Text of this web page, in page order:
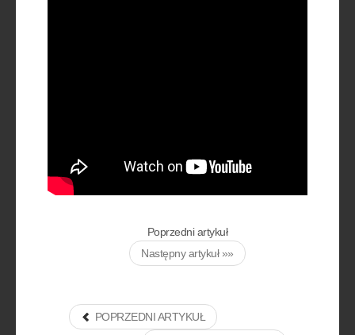
Poprzedni artykuł
Następny artykuł »»
POPRZEDNI ARTYKUŁ